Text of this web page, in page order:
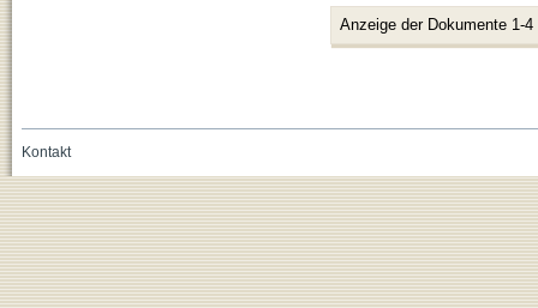
Anzeige der Dokumente 1-4
Kontakt